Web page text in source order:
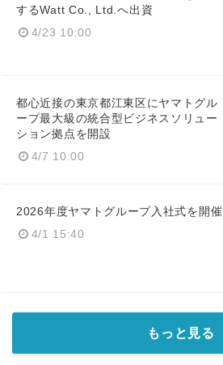
するWatt Co., Ltd.へ出資
4/23 10:00
都心近接の東京都江東区にヤマトグル
ープ最大級の統合型ビジネスソリュー
ション拠点を開設
4/7 10:00
2026年度ヤマトグループ入社式を開催
4/1 15:40
もっと見る